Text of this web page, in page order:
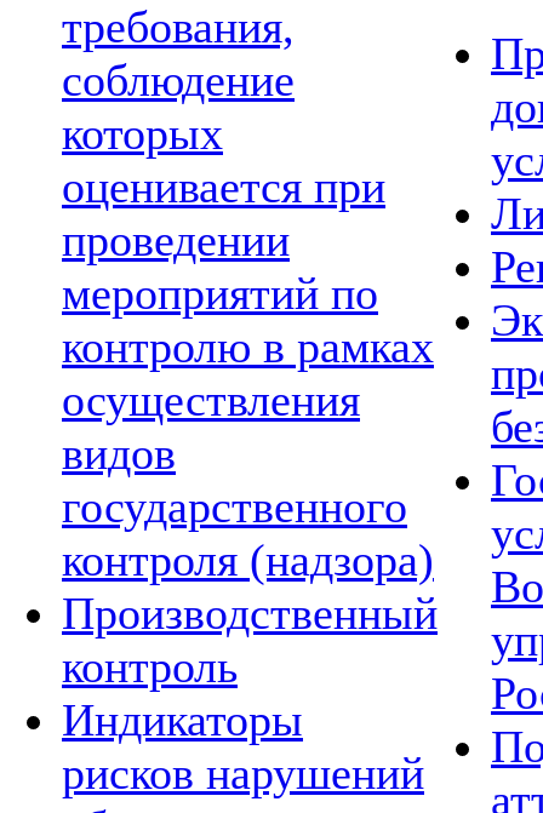
требования,
соблюдение
которых
оценивается при
проведении
мероприятий по
контролю в рамках
осуществления
видов
государственного
контроля (надзора)
Производственный
контроль
Индикаторы
рисков нарушений